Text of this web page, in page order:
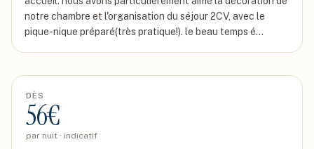
notre chambre et l'organisation du séjour 2CV, avec le
pique-nique préparé(très pratique!). le beau temps é…
DÈS
56€
par nuit · indicatif